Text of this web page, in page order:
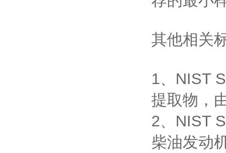
其他相关
1、NIST
提取物，
2、NIST
柴油发动